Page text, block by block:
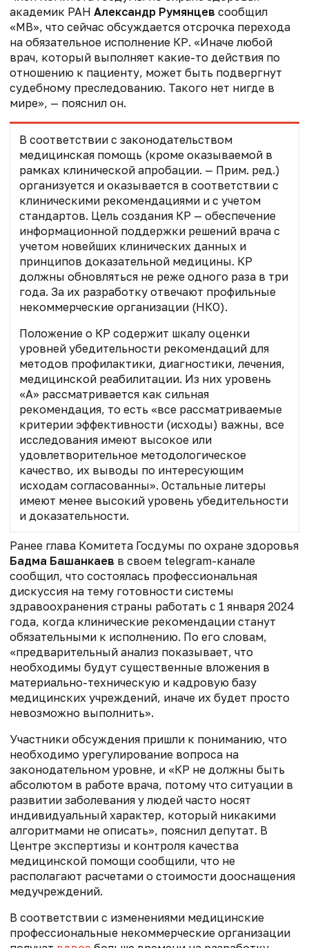
академик РАН Александр Румянцев сообщил
«МВ», что сейчас обсуждается отсрочка перехода
на обязательное исполнение КР. «Иначе любой
врач, который выполняет какие-то действия по
отношению к пациенту, может быть подвергнут
судебному преследованию. Такого нет нигде в
мире», — пояснил он.
В соответствии с законодательством
медицинская помощь (кроме оказываемой в
рамках клинической апробации. — Прим. ред.)
организуется и оказывается в соответствии с
клиническими рекомендациями и с учетом
стандартов. Цель создания КР — обеспечение
информационной поддержки решений врача с
учетом новейших клинических данных и
принципов доказательной медицины. КР
должны обновляться не реже одного раза в три
года. За их разработку отвечают профильные
некоммерческие организации (НКО).
Положение о КР содержит шкалу оценки
уровней убедительности рекомендаций для
методов профилактики, диагностики, лечения,
медицинской реабилитации. Из них уровень
«А» рассматривается как сильная
рекомендация, то есть «все рассматриваемые
критерии эффективности (исходы) важны, все
исследования имеют высокое или
удовлетворительное методологическое
качество, их выводы по интересующим
исходам согласованны». Остальные литеры
имеют менее высокий уровень убедительности
и доказательности.
Ранее глава Комитета Госдумы по охране здоровья
Бадма Башанкаев в своем telegram-канале
сообщил, что состоялась профессиональная
дискуссия на тему готовности системы
здравоохранения страны работать с 1 января 2024
года, когда клинические рекомендации станут
обязательными к исполнению. По его словам,
«предварительный анализ показывает, что
необходимы будут существенные вложения в
материально-техническую и кадровую базу
медицинских учреждений, иначе их будет просто
невозможно выполнить».
Участники обсуждения пришли к пониманию, что
необходимо урегулирование вопроса на
законодательном уровне, и «КР не должны быть
абсолютом в работе врача, потому что ситуации в
развитии заболевания у людей часто носят
индивидуальный характер, который никакими
алгоритмами не описать», пояснил депутат. В
Центре экспертизы и контроля качества
медицинской помощи сообщили, что не
располагают расчетами о стоимости дооснащения
медучреждений.
В соответствии с изменениями медицинские
профессиональные некоммерческие организации